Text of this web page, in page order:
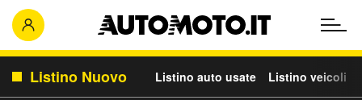
Listino Nuovo Listino auto usate Listino veicoli